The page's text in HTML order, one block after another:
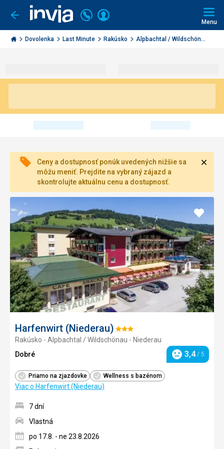
Ísť
späť
Invia.sk
Volajte
+421
2
3221
Prihlásiť
Menu
Dovolenka Last Minute Rakúsko Alpbachtal / Wildschön...
Ceny a dostupnosť ponúk uvedených nižšie sa
môžu meniť. Prejdite na vybraný zájazd a
skontrolujte aktuálnu cenu a dostupnosť.
Harfenwirt (Niederau) Hodnotenie:
3/5
Rakúsko - Alpbachtal / Wildschönau - Niederau
Dobré
Hodnotenie
3,4/ 5
Priamo na zjazdovke Wellness s bazénom
Viac o Harfenwirt (Niederau)
Pridať
7 dní
Vlastná
po 17.8. - ne 23.8.2026